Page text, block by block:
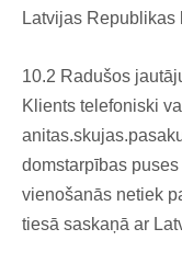
Latvijas Republikas
10.2 Radušos
Klients telefoniski
domstarpības
vienošanās netiek
tiesā saskaņā ar